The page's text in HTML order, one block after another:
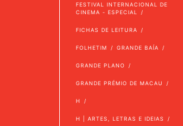
FESTIVAL INTERNACIONAL DE
CINEMA - ESPECIAL
FICHAS DE LEITURA
FOLHETIM GRANDE BAÍA
GRANDE PLANO
GRANDE PRÉMIO DE MACAU
H
H | ARTES, LETRAS E IDEIAS